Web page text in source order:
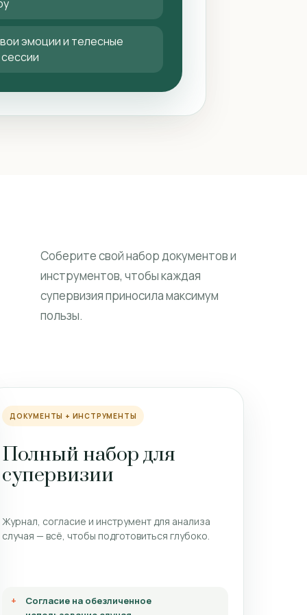
эмоции и телесные
Соберите свой набор документов и
инструментов, чтобы каждая
супервизия приносила максимум
пользы.
ДОКУМЕНТЫ + ИНСТРУМЕНТЫ
Полный набор для
супервизии
Журнал, согласие и инструмент для анализа
случая — всё, чтобы подготовиться глубоко.
Согласие на обезличенное